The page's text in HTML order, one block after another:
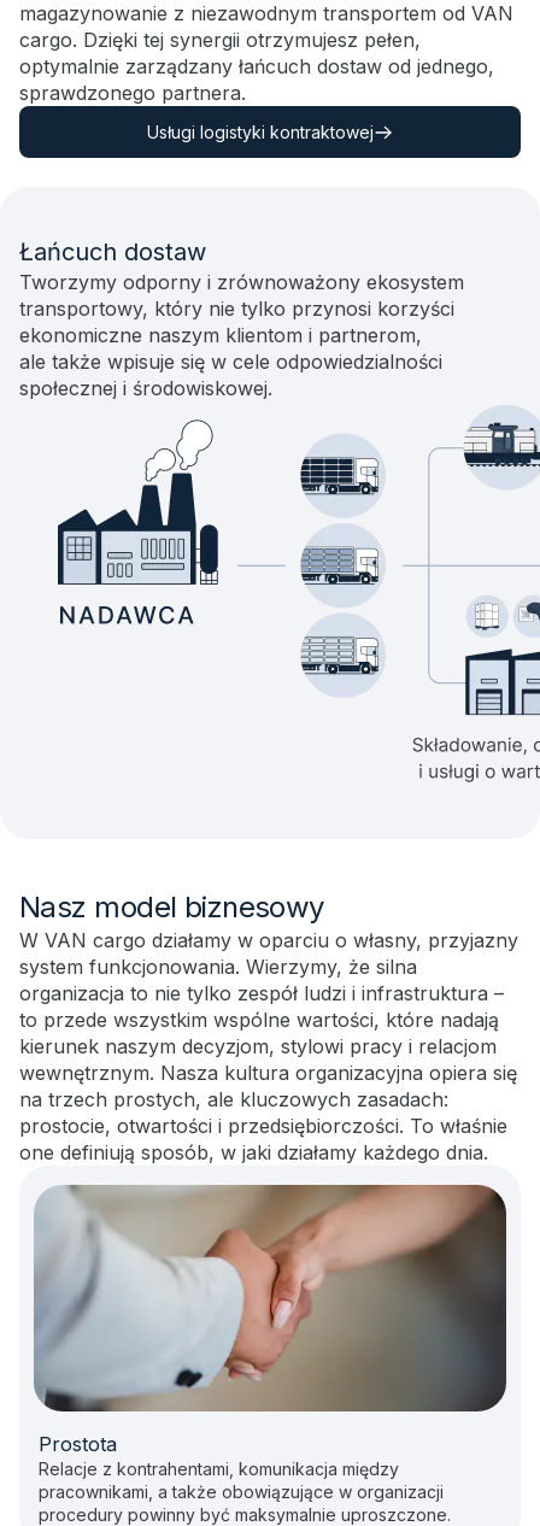
magazynowanie z niezawodnym transportem od VAN
cargo. Dzięki tej synergii otrzymujesz pełen,
optymalnie zarządzany łańcuch dostaw od jednego,
sprawdzonego partnera.
Usługi logistyki kontraktowej
Łańcuch dostaw
Tworzymy odporny i zrównoważony ekosystem
transportowy, który nie tylko przynosi korzyści
ekonomiczne naszym klientom i partnerom,
ale także wpisuje się w cele odpowiedzialności
społecznej i środowiskowej.
Nasz model biznesowy
W VAN cargo działamy w oparciu o własny, przyjazny
system funkcjonowania. Wierzymy, że silna
organizacja to nie tylko zespół ludzi i infrastruktura –
to przede wszystkim wspólne wartości, które nadają
kierunek naszym decyzjom, stylowi pracy i relacjom
wewnętrznym. Nasza kultura organizacyjna opiera się
na trzech prostych, ale kluczowych zasadach:
prostocie, otwartości i przedsiębiorczości. To właśnie
one definiują sposób, w jaki działamy każdego dnia.
Prostota
Relacje z kontrahentami, komunikacja między
pracownikami, a także obowiązujące w organizacji
procedury powinny być maksymalnie uproszczone.